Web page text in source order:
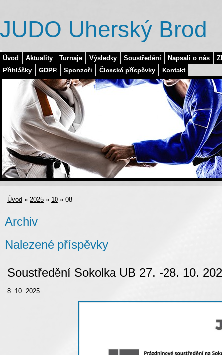
Úvod Aktuality Turnaje Výsledky Soustředění Napsali o nás
Přihlášky
GDPR Sponzoři Členské příspěvky Kontakt
JUDO Uherský Brod
Úvod » 2025 » 10 » 08
Archiv
Nalezené příspěvky
Soustředění Sokolka UB 27. -28. 10.
8. 10. 2025